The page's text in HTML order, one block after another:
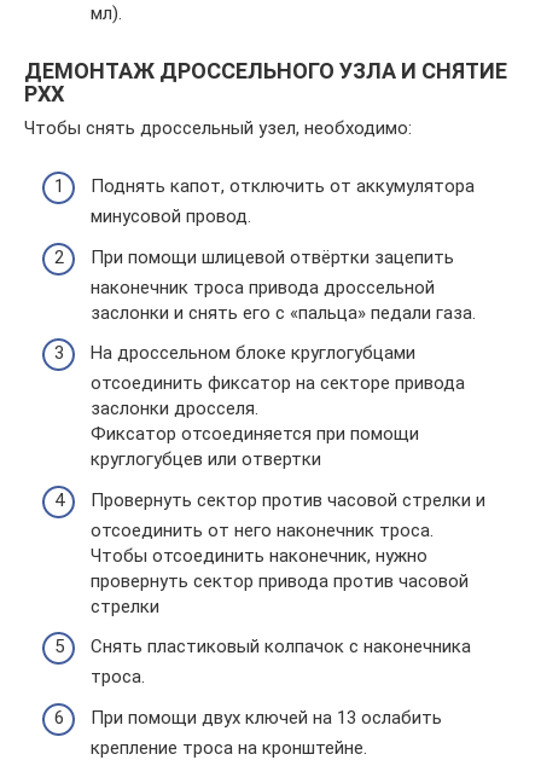
мл).
ДЕМОНТАЖ ДРОССЕЛЬНОГО УЗЛА И СНЯТИЕ
РХХ
Чтобы снять дроссельный узел, необходимо:
Поднять капот, отключить от аккумулятора
минусовой провод.
При помощи шлицевой отвёртки зацепить
наконечник троса привода дроссельной
заслонки и снять его с «пальца» педали газа.
На дроссельном блоке круглогубцами
отсоединить фиксатор на секторе привода
заслонки дросселя.
Фиксатор отсоединяется при помощи
круглогубцев или отвертки
Провернуть сектор против часовой стрелки и
отсоединить от него наконечник троса.
Чтобы отсоединить наконечник, нужно
провернуть сектор привода против часовой
стрелки
Снять пластиковый колпачок с наконечника
троса.
При помощи двух ключей на 13 ослабить
крепление троса на кронштейне.